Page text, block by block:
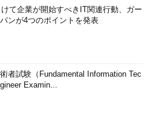
て企業が開始すべきIT関連行動、ガー
ンが4つのポイントを発表
者試験（Fundamental Information Tec
Examin...